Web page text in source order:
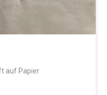
auf Papier